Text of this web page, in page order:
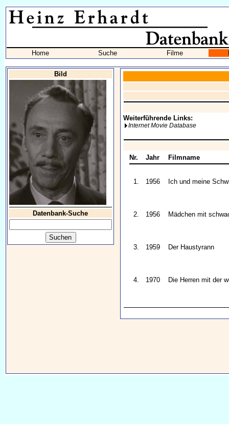
Home Suche Filme
Bild
Datenbank-Suche
Weiterführende Links:
Internet Movie Database
Nr. Jahr Filmname
1. 1956 Ich und meine
2. 1956 Mädchen mit
3. 1959 Der Haustyrann
4. 1970 Die Herren mit der